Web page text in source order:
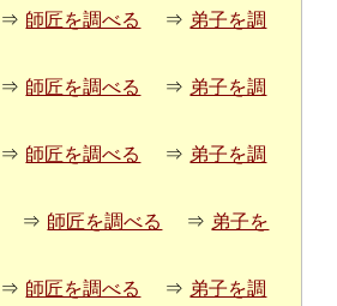
⇒ 師匠を調べる ⇒ 弟子を調
⇒ 師匠を調べる ⇒ 弟子を調
⇒ 師匠を調べる ⇒ 弟子を調
⇒ 師匠を調べる ⇒ 弟子を
⇒ 師匠を調べる ⇒ 弟子を調